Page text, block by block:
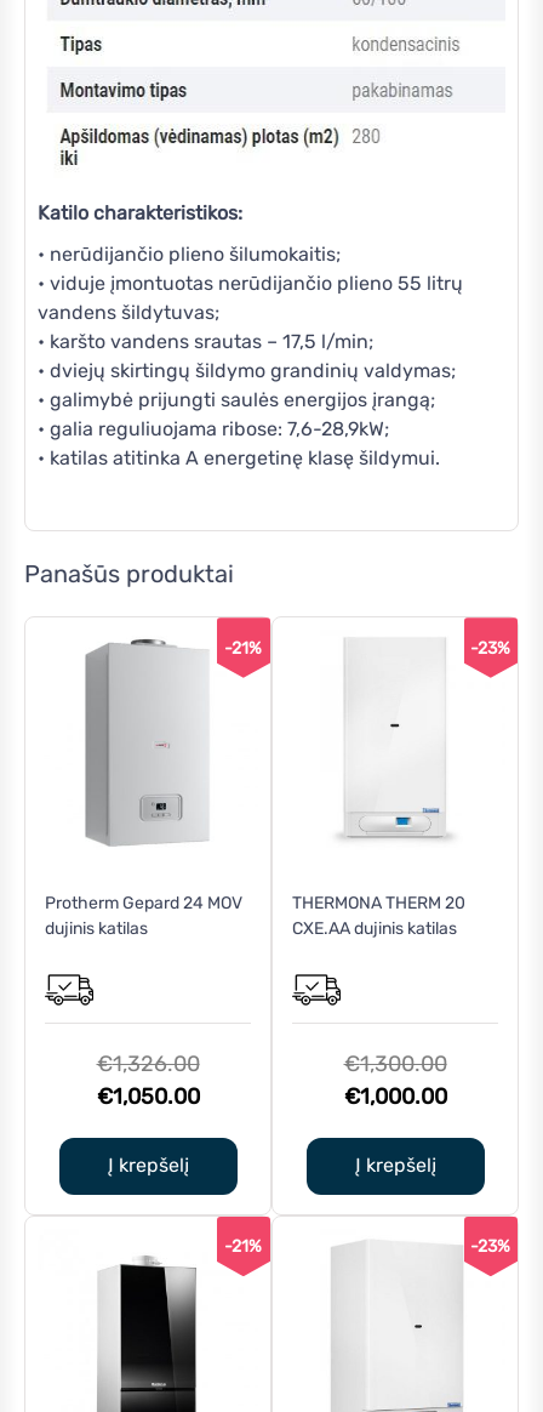
Katilo charakteristikos:
• nerūdijančio plieno šilumokaitis;
• viduje įmontuotas nerūdijančio plieno 55 litrų
vandens šildytuvas;
• karšto vandens srautas – 17,5 l/min;
• dviejų skirtingų šildymo grandinių valdymas;
• galimybė prijungti saulės energijos įrangą;
• galia reguliuojama ribose: 7,6-28,9kW;
• katilas atitinka A energetinę klasę šildymui.
Panašūs produktai
-21%
Protherm Gepard 24 MOV
dujinis katilas
€1,326.00Original
price
€1,050.00Current
€1,050.00.
Į krepšelį
-23%
THERMONA THERM 20
CXE.AA dujinis katilas
€1,300.00Original
price
€1,000.00Current
Į krepšelį
-21% -23%